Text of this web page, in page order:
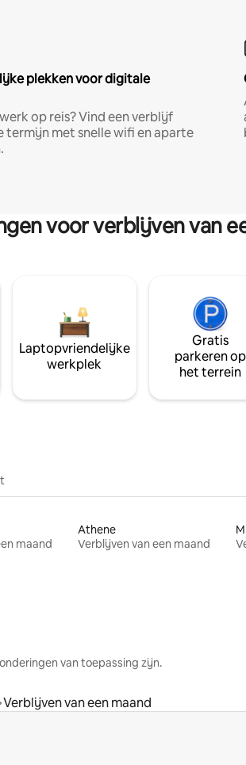
plekken voor digitale
op reis? Vind een verblijf
termijn met snelle wifi en aparte
voor verblijven van
Laptopvriendelijke
werkplek
Gratis
parkeren op
het terrein
maand
Athene
Verblijven van een maand
van toepassing zijn.
Verblijven van een maand